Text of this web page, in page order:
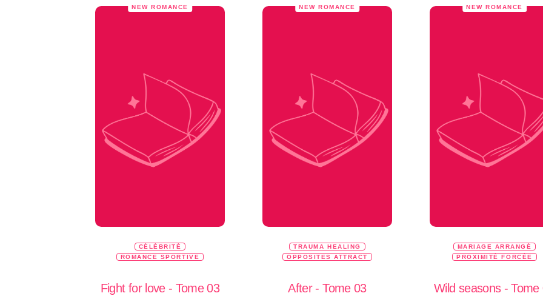
NEW ROMANCE
CÉLÉBRITÉ
ROMANCE SPORTIVE
Fight for love - Tome 03
NEW ROMANCE
TRAUMA HEALING
OPPOSITES ATTRACT
After - Tome 03
NEW ROMANCE
MARIAGE ARRANGÉ
PROXIMITÉ FORCÉE
Wild seasons - Tome